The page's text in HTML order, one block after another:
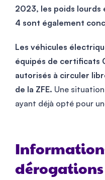
2023, les poids lourds
4 sont également
Les véhicules
équipés de certificats
autorisés à circuler
de la ZFE. Une
ayant déjà opté pour
dérogations